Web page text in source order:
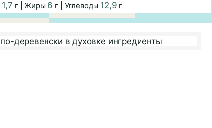
1,7 г | Жиры 6 г | Углеводы 12,9 г